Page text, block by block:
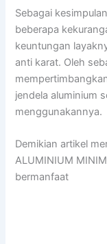
Sebagai
beberapa
keuntungan
anti karat. Oleh
jendela aluminium
menggunakannya.
Demikian artikel
ALUMINIUM
bermanfaat